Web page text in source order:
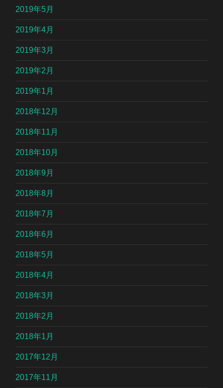
2019年5月
2019年4月
2019年3月
2019年2月
2019年1月
2018年12月
2018年11月
2018年10月
2018年9月
2018年8月
2018年7月
2018年6月
2018年5月
2018年4月
2018年3月
2018年2月
2018年1月
2017年12月
2017年11月